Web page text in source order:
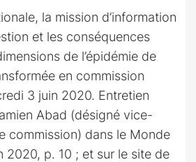
la mission d’information
et les conséquences
de l’épidémie de
en commission
3 juin 2020. Entretien
Abad (désigné vice-
commission) dans le Monde
2020, p. 10 ; et sur le site de